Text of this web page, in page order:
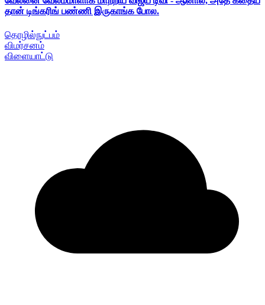
தான் டிங்கரிங் பண்ணி இருகாங்க போல.
தொழில்நுட்பம்
விமர்சனம்
விளையாட்டு